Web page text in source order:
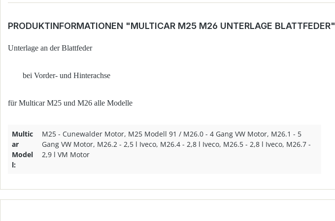
PRODUKTINFORMATIONEN "MULTICAR M25 M26 UNTERLAGE BLATTFEDER"
Unterlage an der Blattfeder
bei Vorder- und Hinterachse
für Multicar M25 und M26 alle Modelle
Multic
ar
Model
l:
M25 - Cunewalder Motor, M25 Modell 91 / M26.0 - 4 Gang VW Motor, M26.1 - 5
Gang VW Motor, M26.2 - 2,5 l Iveco, M26.4 - 2,8 l Iveco, M26.5 - 2,8 l Iveco, M26.7 -
2,9 l VM Motor